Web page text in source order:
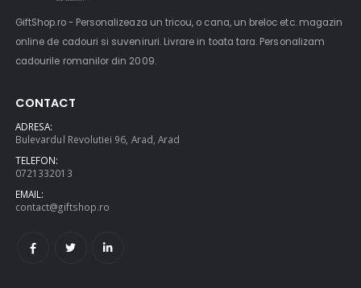
$49.00
GiftShop.ro - Personalizeaza un tricou, o cana, un breloc etc. magazin
online de cadouri si suveniruri. Livrare in toata tara. Personalizam
cadourile romanilor din 2009.
CONTACT
ADRESA:
Bulevardul Revolutiei 96, Arad, Arad
TELEFON:
0721332013
EMAIL:
contact@giftshop.ro